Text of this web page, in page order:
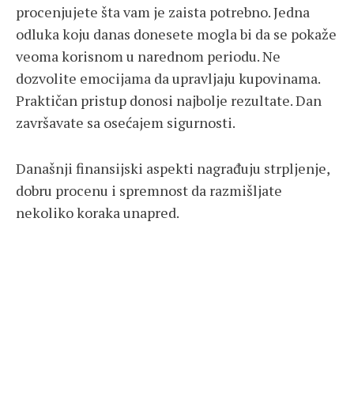
procenjujete šta vam je zaista potrebno. Jedna
odluka koju danas donesete mogla bi da se pokaže
veoma korisnom u narednom periodu. Ne
dozvolite emocijama da upravljaju kupovinama.
Praktičan pristup donosi najbolje rezultate. Dan
završavate sa osećajem sigurnosti.
Današnji finansijski aspekti nagrađuju strpljenje,
dobru procenu i spremnost da razmišljate
nekoliko koraka unapred.